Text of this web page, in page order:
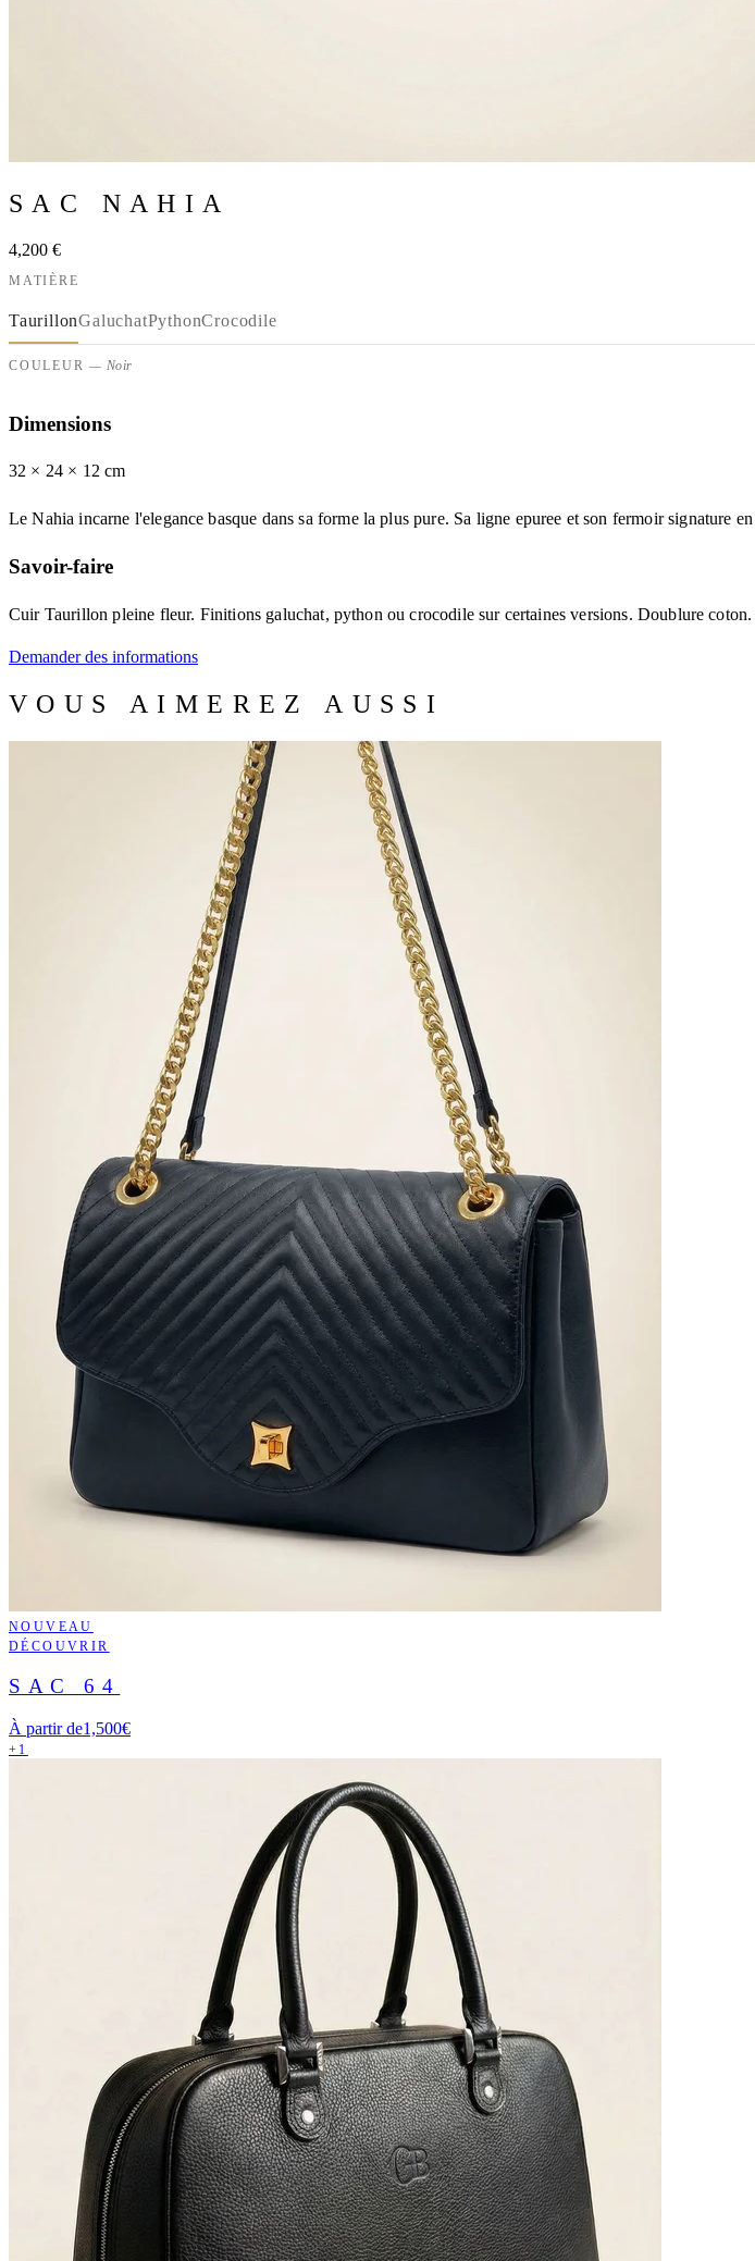
SAC NAHIA
4,200 €
MATIÈRE
TaurillonGaluchatPythonCrocodile
COULEUR— Noir
Dimensions
32 × 24 × 12 cm
Le Nahia incarne l'elegance basque dans sa forme la plus pure. Sa ligne epuree et son fermoir signature
Savoir-faire
Cuir Taurillon pleine fleur. Finitions galuchat, python ou crocodile sur certaines versions. Doublure coton.
Demander des informations
VOUS AIMEREZ AUSSI
NOUVEAU
DÉCOUVRIR
SAC 64
À partir de1,500€
+1